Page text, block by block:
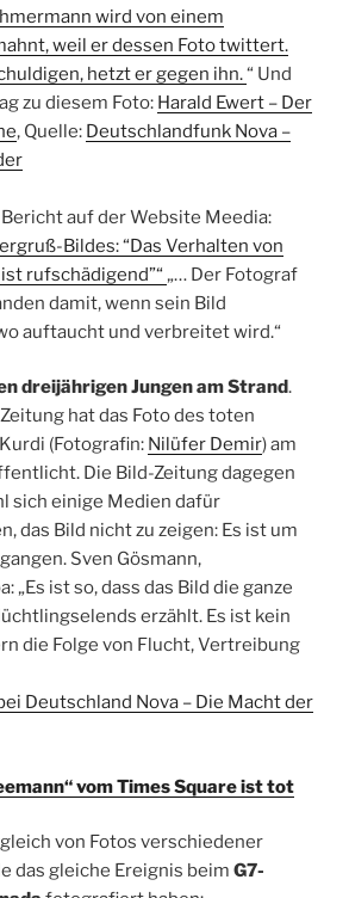
wird von einem
weil er dessen Foto twittert.
hetzt er gegen ihn.“ Und
zu diesem Foto: Harald Ewert – Der
, Quelle: Deutschlandfunk Nova –
auf der Website Meedia:
Bildes: “Das Verhalten von
rufschädigend”“ „… Der Fotograf
damit, wenn sein Bild
auftaucht und verbreitet wird.“
dreijährigen Jungen am Strand.
hat das Foto des toten
(Fotografin: Nilüfer Demir) am
Die Bild-Zeitung dagegen
sich einige Medien dafür
das Bild nicht zu zeigen: Es ist um
Sven Gösmann,
„Es ist so, dass das Bild die ganze
erzählt. Es ist kein
die Folge von Flucht, Vertreibung
Deutschland Nova – Die Macht der
vom Times Square ist tot
von Fotos verschiedener
das gleiche Ereignis beim G7-